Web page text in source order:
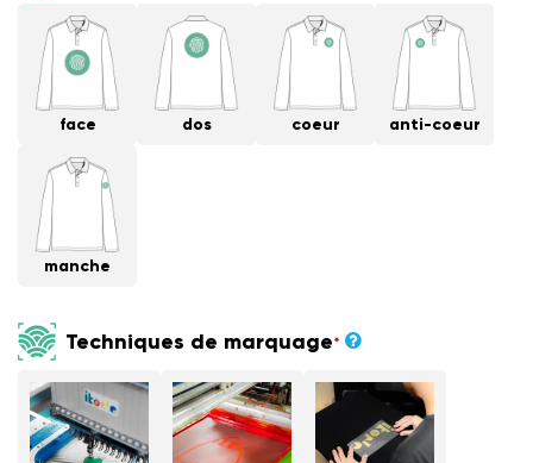
face dos coeur anti-coeur
manche
Techniques de marquage*